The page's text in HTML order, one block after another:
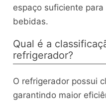
espaço suficiente
bebidas.
Qual é a
refrigerador?
O refrigerador possui
garantindo maior